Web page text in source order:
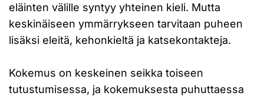
eläinten välille syntyy yhteinen kieli. Mutta
keskinäiseen ymmärrykseen tarvitaan puheen
lisäksi eleitä, kehonkieltä ja katsekontakteja.
Kokemus on keskeinen seikka toiseen
tutustumisessa, ja kokemuksesta puhuttaessa